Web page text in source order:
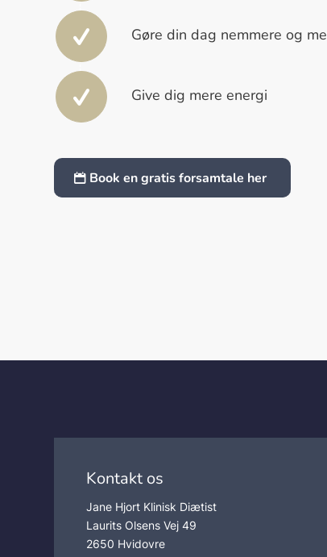
Gøre din dag nemmere og
Give dig mere energi
Book en gratis forsamtale her
Kontakt os
Jane Hjort Klinisk Diætist
Laurits Olsens Vej 49
2650 Hvidovre